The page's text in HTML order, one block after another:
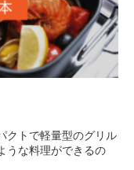
クトで軽量型のグリル
うな料理ができるの